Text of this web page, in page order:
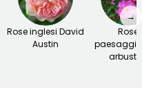
Rose inglesi David
Austin
Rose
→